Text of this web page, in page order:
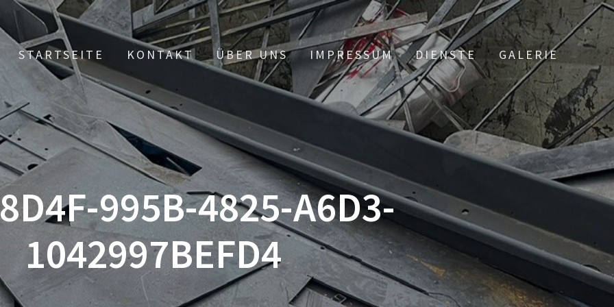
STARTSEITE
KONTAKT ÜBER UNS IMPRESSUM DIENSTE GALERIE
995B-4825-A6D3-
1042997BEFD4